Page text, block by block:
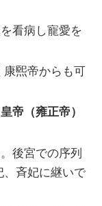
看病し寵愛を
康煕帝からも可
皇帝（雍正帝）
後宮での序列
、斉妃に継いで